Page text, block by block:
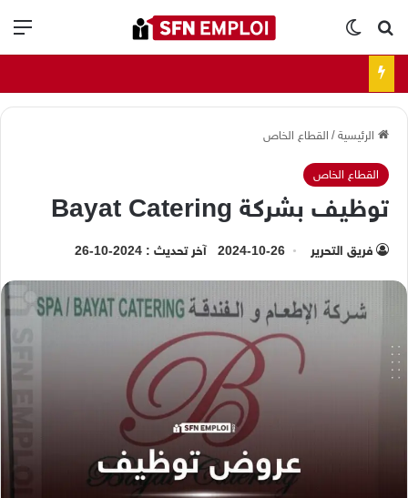
بحث عنالوضع المظلم
الرئيسية/ القطاع الخاص
القطاع الخاص
توظيف بشركة Bayat Catering
فريق التحرير 2024-10-26 آخر تحديث : 2024-10-26